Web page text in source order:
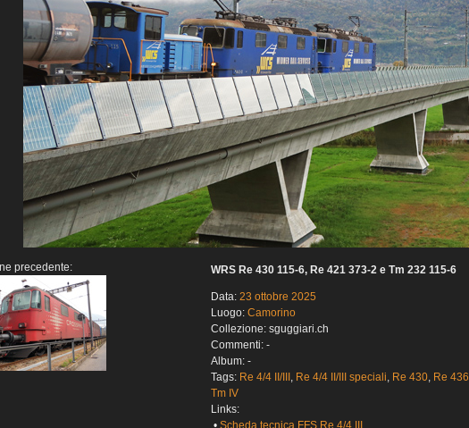
precedente: WRS Re 430 115-6, Re 421 373-2 e Tm 232 115-6
Data: 23 ottobre 2025
Luogo: Camorino
Collezione: sguggiari.ch
Commenti: -
Album: -
Tags: Re 4/4 II/III , Re 4/4 II/III speciali, Re 430, Re 436
Tm IV
Links: